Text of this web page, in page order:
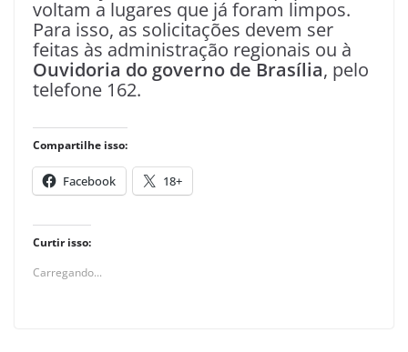
voltam a lugares que já foram limpos.
Para isso, as solicitações devem ser
feitas às administração regionais ou à
Ouvidoria do governo de Brasília, pelo
telefone 162.
Compartilhe isso:
Facebook 18+
Curtir isso:
Carregando...